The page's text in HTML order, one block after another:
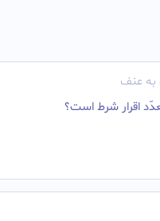
به عنف
اقرار شرط است؟